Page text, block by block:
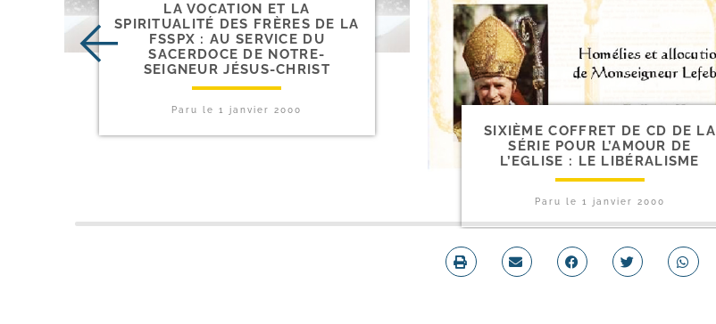
LA VOCATION ET LA
SPIRITUALITÉ DES FRÈRES DE LA
FSSPX : AU SERVICE DU
SACERDOCE DE NOTRE-
SEIGNEUR JÉSUS-CHRIST
Paru le1 janvier 2000
SIXIÈME COFFRET DE CD DE LA
SÉRIE POUR L’AMOUR DE
L’EGLISE : LE LIBÉRALISME
Paru le 1 janvier 2000